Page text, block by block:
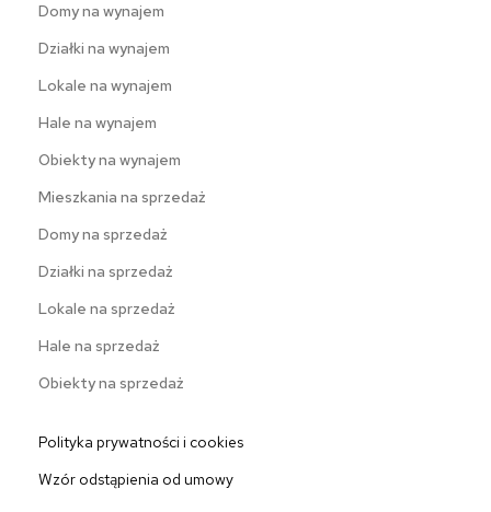
Domy na wynajem
Działki na wynajem
Lokale na wynajem
Hale na wynajem
Obiekty na wynajem
Mieszkania na sprzedaż
Domy na sprzedaż
Działki na sprzedaż
Lokale na sprzedaż
Hale na sprzedaż
Obiekty na sprzedaż
Polityka prywatności i cookies
Wzór odstąpienia od umowy